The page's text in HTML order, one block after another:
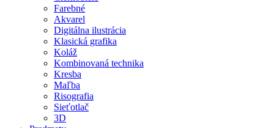
Farebné
Akvarel
Digitálna ilustrácia
Klasická grafika
Koláž
Kombinovaná technika
Kresba
Maľba
Risografia
Sieťotlač
3D